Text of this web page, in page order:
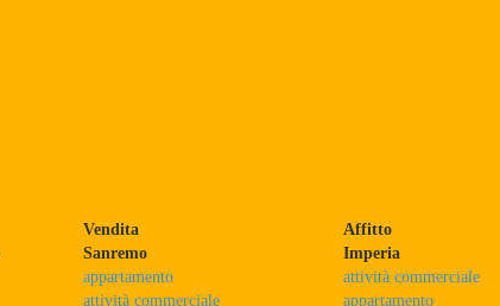
Vendita
Sanremo
appartamento
attività commerciale
Affitto
Imperia
attività commerciale
appartamento